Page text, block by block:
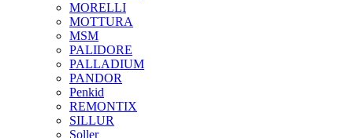
MORELLI
MOTTURA
MSM
PALIDORE
PALLADIUM
PANDOR
Penkid
REMONTIX
SILLUR
Soller